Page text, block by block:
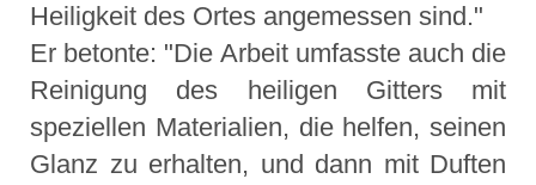
Heiligkeit des Ortes angemessen sind."
Er betonte: "Die Arbeit umfasste auch die
Reinigung des heiligen Gitters mit
speziellen Materialien, die helfen, seinen
Glanz zu erhalten, und dann mit Duften